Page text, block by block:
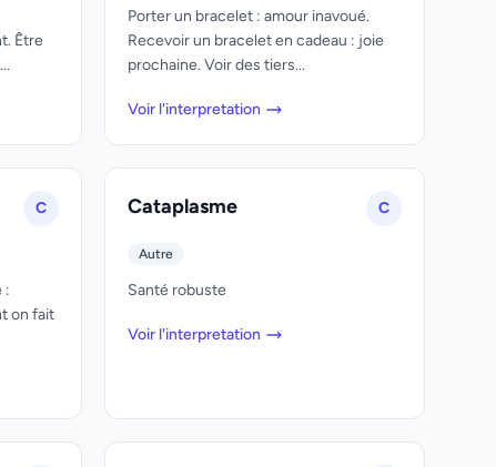
Être
Porter un bracelet : amour inavoué.
Recevoir un bracelet en cadeau : joie
prochaine. Voir des tiers...
Voir l'interpretation
C
:
on fait
Cataplasme C
Autre
Santé robuste
Voir l'interpretation